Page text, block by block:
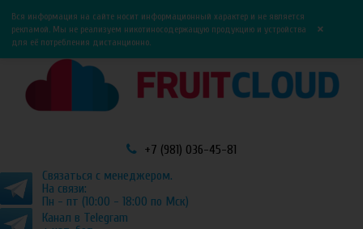
0
Вся информация на сайте носит информационный характер и не является
рекламой. Мы не реализуем никотиносодержащую продукцию и устройства
для её потребления дистанционно.
×
+7 (981) 036-45-81
Связаться с менеджером.
На связи:
Пн - пт (10:00 - 18:00 по Мск)
Канал в Telegram